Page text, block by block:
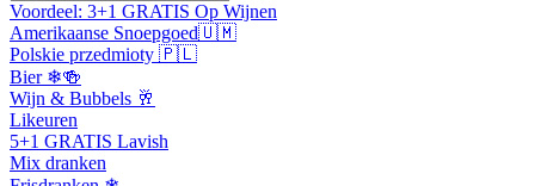
Voordeel: 3+1 GRATIS Op Wijnen
Amerikaanse Snoepgoed🇺🇲
Polskie przedmioty 🇵🇱
Bier ❄🍻
Wijn & Bubbels 🥂
Likeuren
5+1 GRATIS Lavish
Mix dranken